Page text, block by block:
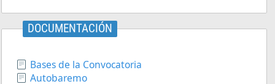
DOCUMENTACIÓN
Bases de la Convocatoria
Autobaremo